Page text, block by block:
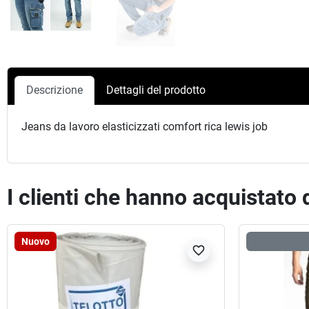
Descrizione Dettagli del prodotto
Jeans da lavoro elasticizzati comfort rica lewis job
I clienti che hanno acquistato
Nuovo
favorite_border